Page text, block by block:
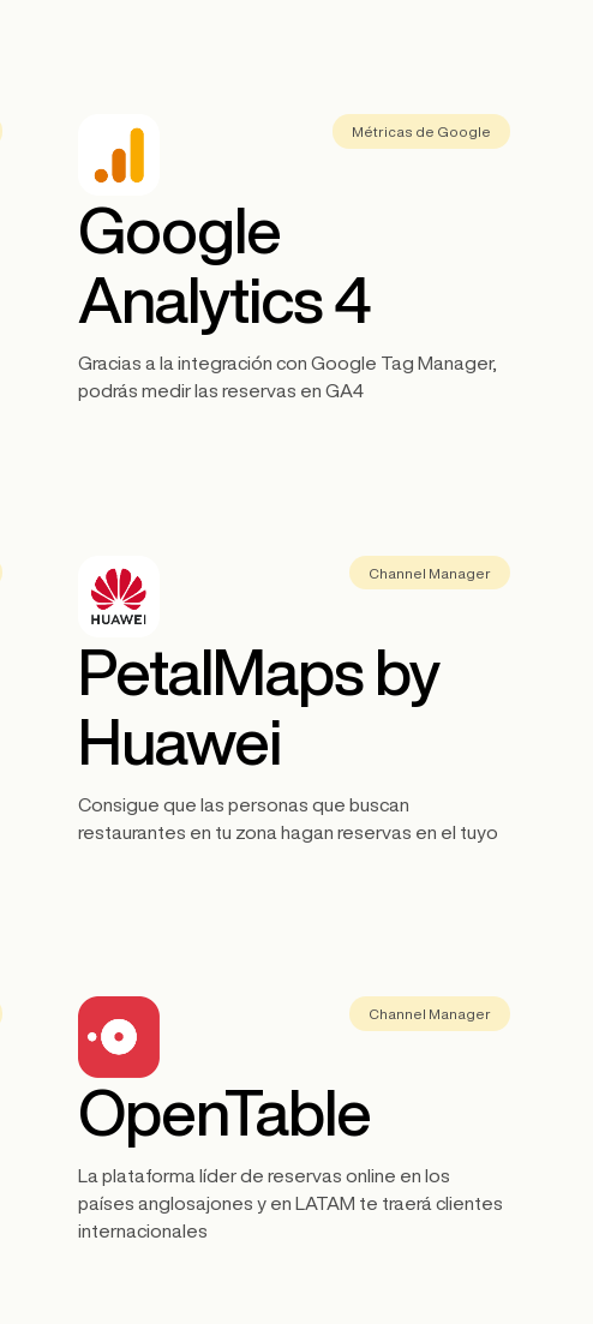
Métricas de Google
Google
Analytics 4
Gracias a la integración con Google Tag Manager,
podrás medir las reservas en GA4
Channel Manager
PetalMaps by
Huawei
Consigue que las personas que buscan
restaurantes en tu zona hagan reservas en el tuyo
Channel Manager
OpenTable
La plataforma líder de reservas online en los
países anglosajones y en LATAM te traerá clientes
internacionales